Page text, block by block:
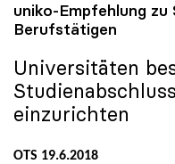
uniko-Empfehlung
Berufstätigen
Universitäten
einzurichten
OTS 19.6.2018